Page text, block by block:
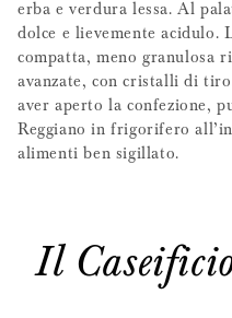
erba e verdura lessa. Al
dolce e lievemente
compatta, meno granulosa
avanzate, con cristalli di
aver aperto la confezione,
Reggiano in frigorifero
alimenti ben sigillato.
Il